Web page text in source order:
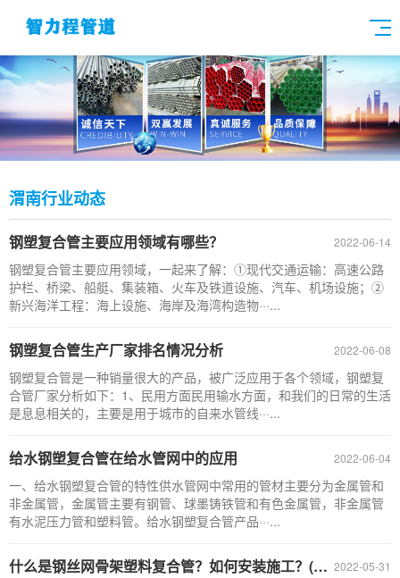
渭南行业动态
2022-06-14
钢塑复合管主要应用领域有哪些？
钢塑复合管主要应用领域，一起来了解：①现代交通运输：高速公路
护栏、桥梁、船艇、集装箱、火车及铁道设施、汽车、机场设施；②
新兴海洋工程：海上设施、海岸及海湾构造物···...
2022-06-08
钢塑复合管生产厂家排名情况分析
钢塑复合管是一种销量很大的产品，被广泛应用于各个领域，钢塑复
合管厂家分析如下：1、民用方面民用输水方面，和我们的日常的生活
是息息相关的，主要是用于城市的自来水管线···...
2022-06-04
给水钢塑复合管在给水管网中的应用
一、给水钢塑复合管的特性供水管网中常用的管材主要分为金属管和
非金属管，金属管主要有钢管、球墨铸铁管和有色金属管，非金属管
有水泥压力管和塑料管。给水钢塑复合管产品···...
2022-05-31
什么是钢丝网骨架塑料复合管？如何安装施工？(srtp管施工方案)